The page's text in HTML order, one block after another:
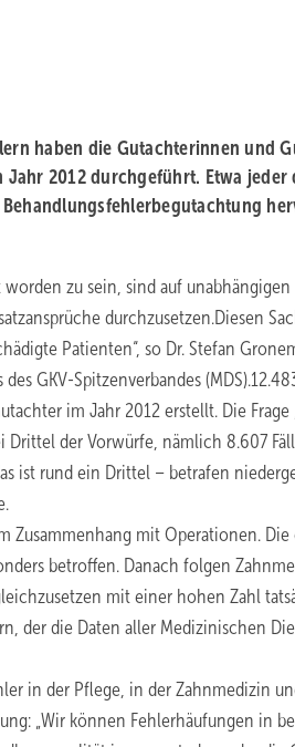
haben die Gutachterinnen und
2012 durchgeführt. Etwa
zu sein, sind auf
durchzusetzen.Diesen
Patienten“, so Dr. Stefan
GKV-Spitzenverbandes
im Jahr 2012 erstellt. Die
Drittel der Vorwürfe, nämlich 8.607
ist rund ein Drittel – betrafen
mit Operationen. Die
betroffen. Danach folgen
mit einer hohen Zahl
der die Daten aller Medizinischen
in der Pflege, in der Zahnmedizin
„Wir können Fehlerhäufungen in